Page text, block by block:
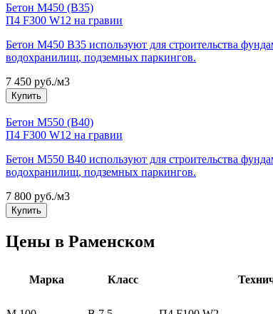
Бетон М450 (В35)
П4 F300 W12 на гравии
Бетон М450 B35 используют для строительства
водохранилищ, подземных паркингов.
7 450 руб./м3
Купить
Бетон М550 (B40)
П4 F300 W12 на гравии
Бетон М550 B40 используют для строительства
водохранилищ, подземных паркингов.
7 800 руб./м3
Купить
Цены в Раменском
Марка Класс